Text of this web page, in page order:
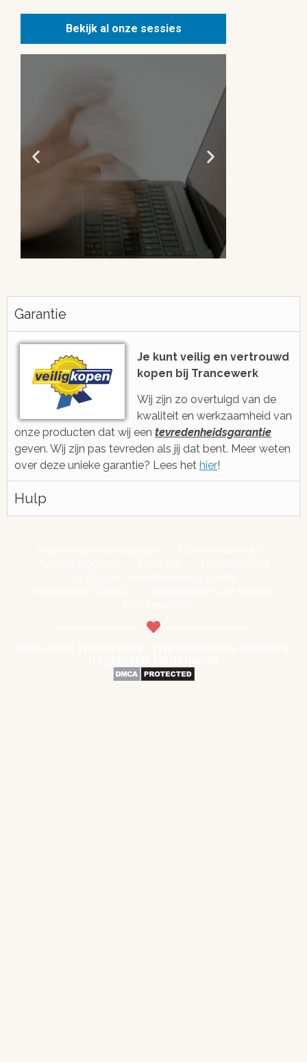
Bekijk al onze sessies
We zijn eenvoudig en snel bereikbaar
voicebericht
Met gratis,
Garantie
Je kunt veilig en vertrouwd
kopen bij Trancewerk
Wij zijn zo overtuigd van de
kwaliteit en werkzaamheid van
onze producten dat wij een tevredenheidsgarantie
geven. Wij zijn pas tevreden als jij dat bent. Meer weten
over deze unieke garantie? Lees het hier!
Hulp